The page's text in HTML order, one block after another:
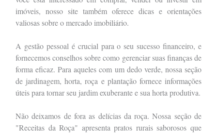
imóveis, nosso site também oferece dicas e orientações
valiosas sobre o mercado imobiliário.
A gestão pessoal é crucial para o seu sucesso financeiro, e
fornecemos conselhos sobre como gerenciar suas finanças de
forma eficaz. Para aqueles com um dedo verde, nossa seção
de jardinagem, horta, roça e plantação fornece informações
úteis para tornar seu jardim exuberante e sua horta produtiva.
Não deixamos de fora as delícias da roça. Nossa seção de
"Receitas da Roça" apresenta pratos rurais saborosos que